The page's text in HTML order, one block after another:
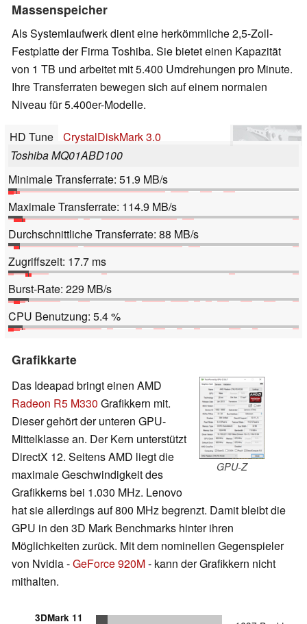
Massenspeicher
Als Systemlaufwerk dient eine herkömmliche 2,5-Zoll-
Festplatte der Firma Toshiba. Sie bietet einen Kapazität
von 1 TB und arbeitet mit 5.400 Umdrehungen pro Minute.
Ihre Transferraten bewegen sich auf einem normalen
Niveau für 5.400er-Modelle.
HD Tune
CrystalDiskMark 3.0
Toshiba MQ01ABD100
Minimale Transferrate: 51.9 MB/s
Maximale Transferrate: 114.9 MB/s
Durchschnittliche Transferrate: 88 MB/s
Zugriffszeit: 17.7 ms
Burst-Rate: 229 MB/s
CPU Benutzung: 5.4 %
Grafikkarte
GPU-Z
Das Ideapad bringt einen AMD
Radeon R5 M330 Grafikkern mit.
Dieser gehört der unteren GPU-
Mittelklasse an. Der Kern unterstützt
DirectX 12. Seitens AMD liegt die
maximale Geschwindigkeit des
Grafikkerns bei 1.030 MHz. Lenovo
hat sie allerdings auf 800 MHz begrenzt. Damit bleibt die
GPU in den 3D Mark Benchmarks hinter ihren
Möglichkeiten zurück. Mit dem nominellen Gegenspieler
von Nvidia -GeForce 920M- kann der Grafikkern nicht
mithalten.
3DMark 11